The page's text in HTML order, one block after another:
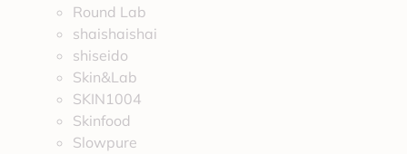
Round Lab
shaishaishai
shiseido
Skin&Lab
SKIN1004
Skinfood
Slowpure